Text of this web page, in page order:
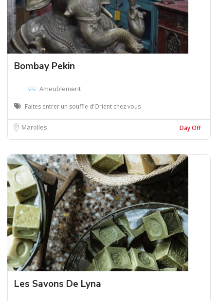
Bombay Pekin
Ameublement
Faites entrer un souffle d’Orient chez vous
Marolles Day Off
Les Savons De Lyna